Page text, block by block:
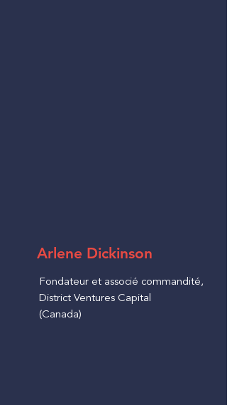
Arlene Dickinson
Fondateur et associé commandité,
District Ventures Capital
(Canada)